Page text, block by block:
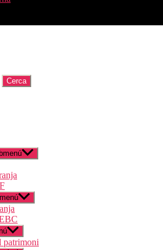
patrimoni